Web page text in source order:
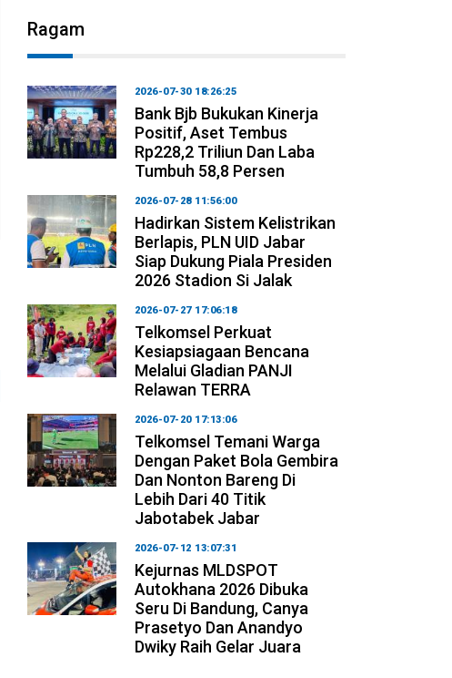
Ragam
2026-07-30 18:26:25
Bank Bjb Bukukan Kinerja
Positif, Aset Tembus
Rp228,2 Triliun Dan Laba
Tumbuh 58,8 Persen
2026-07-28 11:56:00
Hadirkan Sistem Kelistrikan
Berlapis, PLN UID Jabar
Siap Dukung Piala Presiden
2026 Stadion Si Jalak
2026-07-27 17:06:18
Telkomsel Perkuat
Kesiapsiagaan Bencana
Melalui Gladian PANJI
Relawan TERRA
2026-07-20 17:13:06
Telkomsel Temani Warga
Dengan Paket Bola Gembira
Dan Nonton Bareng Di
Lebih Dari 40 Titik
Jabotabek Jabar
2026-07-12 13:07:31
Kejurnas MLDSPOT
Autokhana 2026 Dibuka
Seru Di Bandung, Canya
Prasetyo Dan Anandyo
Dwiky Raih Gelar Juara